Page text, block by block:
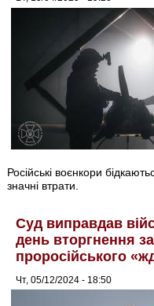
Російські воєнкори
значні втрати.
Суд виправдав
день вторгнення
проросійського
Чт, 05/12/2024 - 18:50